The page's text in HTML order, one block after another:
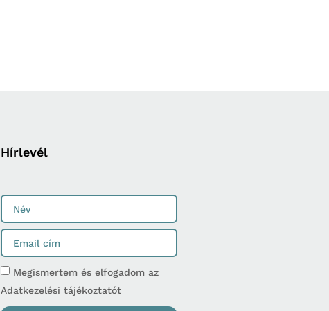
Hírlevél
Megismertem és elfogadom az
Adatkezelési tájékoztatót